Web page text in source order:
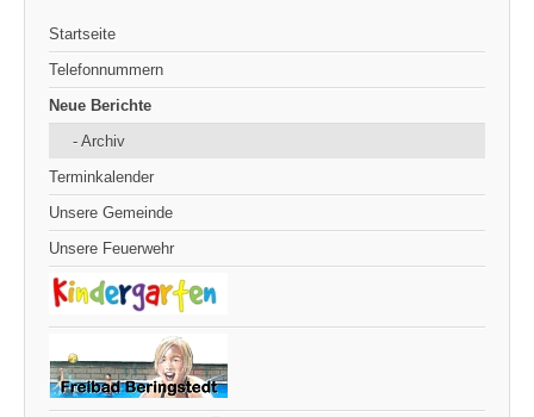
Startseite
Telefonnummern
Neue Berichte
- Archiv
Terminkalender
Unsere Gemeinde
Unsere Feuerwehr